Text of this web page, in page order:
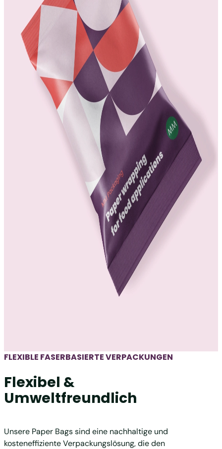
FLEXIBLE FASERBASIERTE VERPACKUNGEN
Flexibel &
Umweltfreundlich
Unsere Paper Bags sind eine nachhaltige und
kosteneffiziente Verpackungslösung, die den